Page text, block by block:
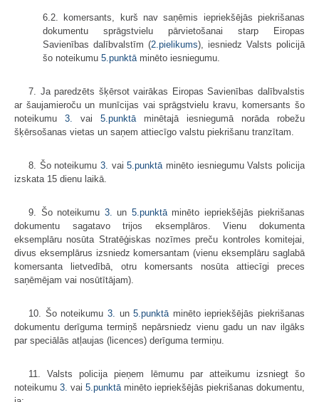
6.2. komersants, kurš nav saņēmis iepriek­šējās piekrišanas
dokumentu sprāgst­vielu pārvie­tošanai starp Eiropas
Savienības dalībvalstīm (2.pielikums), iesniedz Valsts policijā
šo noteikumu 5.punktā minēto iesniegumu.
7. Ja paredzēts šķērsot vairākas Eiropas Savienības dalībvalstis
ar šaujamieroču un munīcijas vai sprāgstvielu kravu, komersants šo
noteikumu 3. vai 5.punktā minētajā iesniegumā norāda robežu
šķērsošanas vietas un saņem attiecīgo valstu piekrišanu tranzītam.
8. Šo noteikumu 3. vai5.punktā minēto iesniegumu Valsts policija
iz­skata 15 dienu laikā.
9. Šo noteikumu 3. un 5.punktāminēto iepriekšējās piekrišanas
doku­mentu sagatavo trijos eksemplāros. Vienu dokumenta
eksemplāru nosūta Stratēģiskas nozīmes preču kontroles komitejai,
divus eksemplārus izsniedz komersantam (vienu eksemplāru saglabā
komersanta lietvedībā, otru komersants nosūta attiecīgi preces
saņēmējam vai nosūtītājam).
10. Šo noteikumu 3. un5.punktā minēto iepriekšējās piekri­šanas
doku­mentu derīguma termiņš nepārsniedz vienu gadu un nav ilgāks
par speciālās atļaujas (licences) derīguma termiņu.
11. Valsts policija pieņem lēmumu par atteikumu izsniegt šo
noteikumu 3. vai 5.punktā minēto iepriekšējās piekri­šanas doku­mentu,